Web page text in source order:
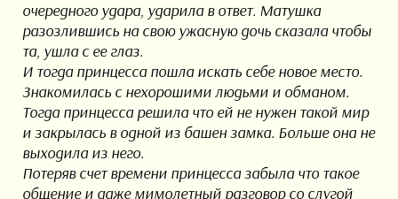
очередного удара, ударила в ответ. Матушка
разозлившись на свою ужасную дочь сказала чтобы
та, ушла с ее глаз.
И тогда принцесса пошла искать себе новое место.
Знакомилась с нехорошими людьми и обманом.
Тогда принцесса решила что ей не нужен такой мир
и закрылась в одной из башен замка. Больше она не
выходила из него.
Потеряв счет времени принцесса забыла что такое
общение и даже мимолетный разговор со слугой